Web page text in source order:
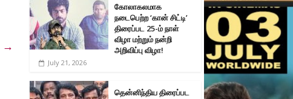
→
கோலாகலமாக
நடைபெற்ற ‘கான் சிட்டி’
திரைப்பட 25-ம் நாள்
விழா மற்றும் நன்றி
அறிவிப்பு விழா!
July 21, 2026
தென்னிந்திய திரைப்பட